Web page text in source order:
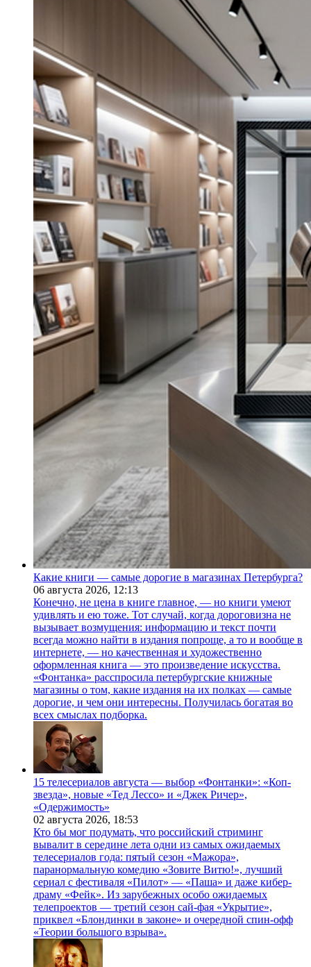
Какие книги — самые дорогие в магазинах Петербурга?
06 августа 2026, 12:13
Конечно, не цена в книге главное, — но книги умеют
удивлять и ею тоже. Тот случай, когда дороговизна не
вызывает возмущения: информацию и текст почти
всегда можно найти в издания попроще, а то и вообще в
интернете, — но качественная и художественно
оформленная книга — это произведение искусства.
«Фонтанка» расспросила петербургские книжные
магазины о том, какие издания на их полках — самые
дорогие, и чем они интересны. Получилась богатая во
всех смыслах подборка.
15 телесериалов августа — выбор «Фонтанки»: «Коп-
звезда», новые «Тед Лессо» и «Джек Ричер»,
«Одержимость»
02 августа 2026, 18:53
Кто бы мог подумать, что российский стриминг
вывалит в середине лета одни из самых ожидаемых
телесериалов года: пятый сезон «Мажора»,
паранормальную комедию «Зовите Витю!», лучший
сериал с фестиваля «Пилот» — «Паша» и даже кибер-
драму «Фейк». Из зарубежных особо ожидаемых
телепроектов — третий сезон сай-фая «Укрытие»,
приквел «Блондинки в законе» и очередной спин-офф
«Теории большого взрыва».